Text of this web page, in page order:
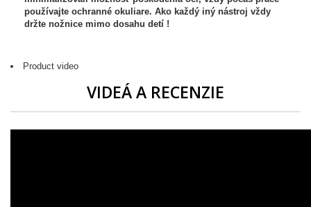
používajte ochranné okuliare. Ako každý iný nástroj vždy
držte nožnice mimo dosahu detí !
Product video
VIDEÁ A RECENZIE